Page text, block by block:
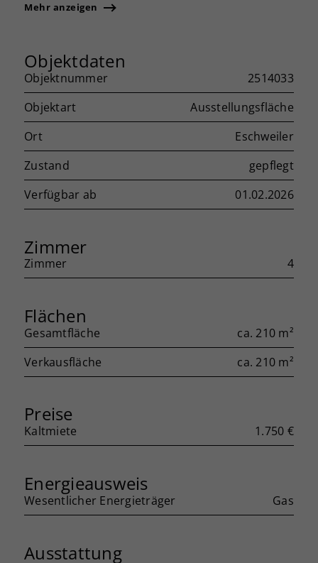
Mehr anzeigen
Objektdaten
Objektnummer
2514033
Objektart
Ausstellungsfläche
Ort
Eschweiler
Zustand
gepflegt
Verfügbar ab
01.02.2026
Zimmer
Zimmer 4
Flächen
Gesamtfläche
ca. 210 m²
Verkausfläche
ca. 210 m²
Preise
Kaltmiete 1.750 €
Energieausweis
Wesentlicher Energieträger Gas
Ausstattung